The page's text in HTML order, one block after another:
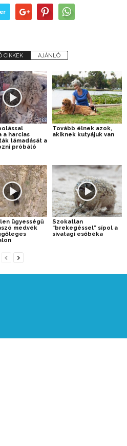
CIKKEK AJÁNLÓ
a harcias
támadását a
próbáló
Tovább élnek azok,
akiknek kutyájuk van
ügyességű
medvék
Szokatlan
“brekegéssel” sípol a
sivatagi esőbéka